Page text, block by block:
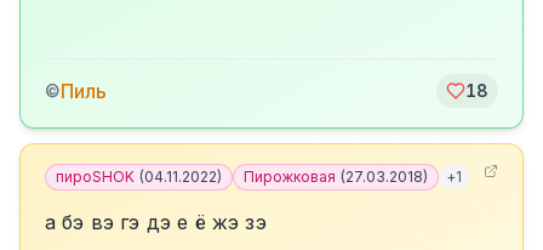
©Пиль 18
пироSHOK (04.11.2022) Пирожковая (27.03.2018) +1
а бэ вэ гэ дэ е ё жэ зэ